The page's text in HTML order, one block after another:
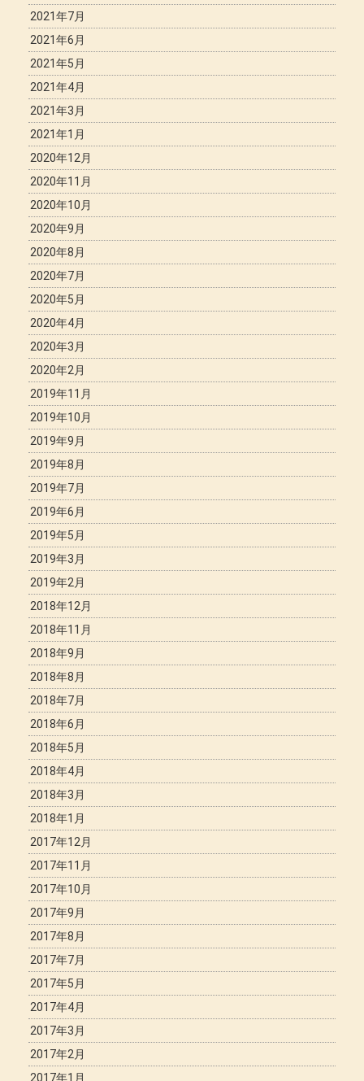
2021年7月
2021年6月
2021年5月
2021年4月
2021年3月
2021年1月
2020年12月
2020年11月
2020年10月
2020年9月
2020年8月
2020年7月
2020年5月
2020年4月
2020年3月
2020年2月
2019年11月
2019年10月
2019年9月
2019年8月
2019年7月
2019年6月
2019年5月
2019年3月
2019年2月
2018年12月
2018年11月
2018年9月
2018年8月
2018年7月
2018年6月
2018年5月
2018年4月
2018年3月
2018年1月
2017年12月
2017年11月
2017年10月
2017年9月
2017年8月
2017年7月
2017年5月
2017年4月
2017年3月
2017年2月
2017年1月